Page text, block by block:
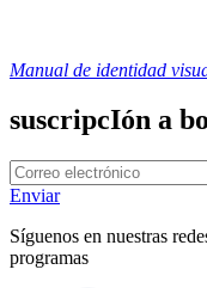
Manual de identidad
suscripcIón a
Enviar
Síguenos en nuestras
programas